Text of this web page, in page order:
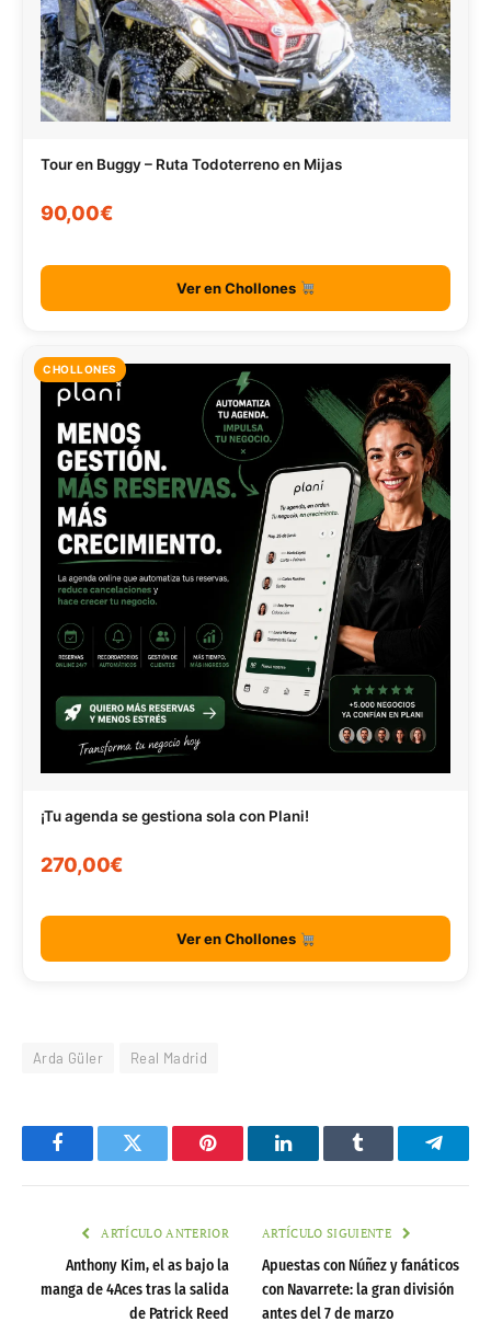
Tour en Buggy – Ruta Todoterreno en Mijas
90,00€
Ver en Chollones
CHOLLONES
¡Tu agenda se gestiona sola con Plani!
270,00€
Ver en Chollones
Arda Güler Real Madrid
FacebookTwitter Pinterest LinkedInTumblr
ARTÍCULO ANTERIOR
Anthony Kim, el as bajo la
manga de 4Aces tras la salida
de Patrick Reed
ARTÍCULO SIGUIENTE
Apuestas con Núñez y fanáticos
con Navarrete: la gran división
antes del 7 de marzo